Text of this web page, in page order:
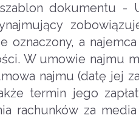
dokumentu -
oznaczony, a
W umowie najmu
najmu (datę jej
termin jego
rachunków za